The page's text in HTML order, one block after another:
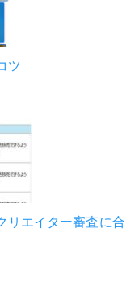
ツ
リエイター審査に合